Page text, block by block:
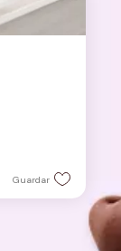
Guardar